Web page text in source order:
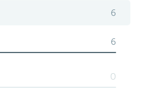
6
6
0